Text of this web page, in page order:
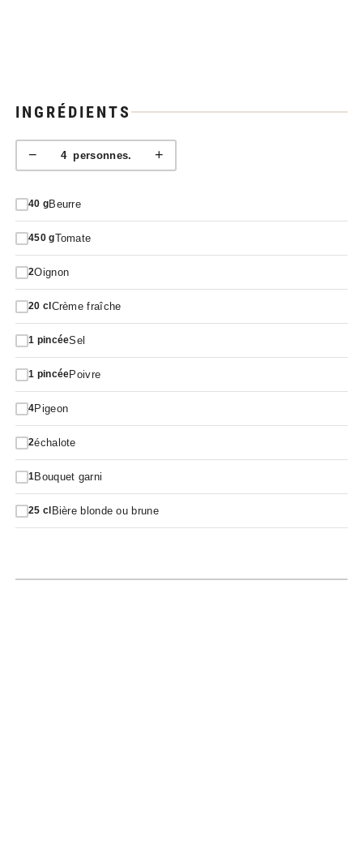
INGRÉDIENTS
− 4personnes. +
40 gBeurre
450 gTomate
2Oignon
20 cl Crème fraîche
1 pincéeSel
1 pincéePoivre
4Pigeon
2échalote
1Bouquet garni
25 cl Bière blonde ou brune